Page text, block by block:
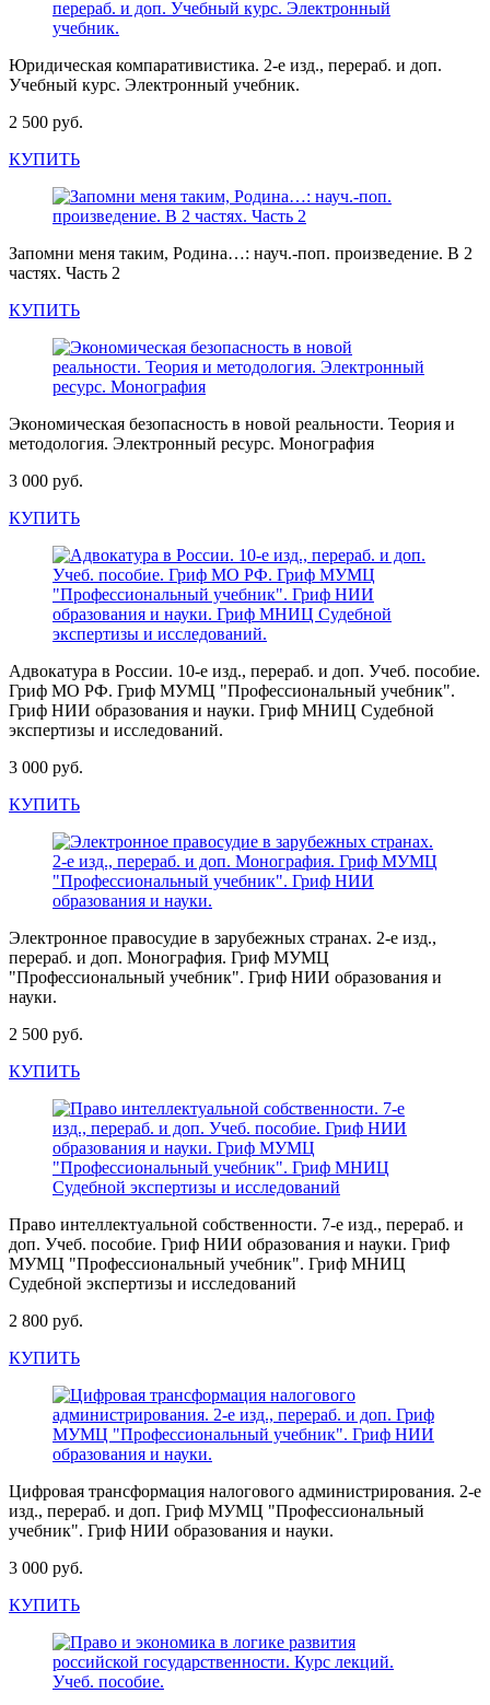
Юридическая компаративистика. 2-е изд., перераб. и доп.
Учебный курс. Электронный учебник.
2 500 руб.
КУПИТЬ
Запомни меня таким, Родина…: науч.-поп. произведение. В 2
частях. Часть 2
КУПИТЬ
Экономическая безопасность в новой реальности. Теория и
методология. Электронный ресурс. Монография
3 000 руб.
КУПИТЬ
Адвокатура в России. 10-е изд., перераб. и доп. Учеб. пособие.
Гриф МО РФ. Гриф МУМЦ "Профессиональный учебник".
Гриф НИИ образования и науки. Гриф МНИЦ Судебной
экспертизы и исследований.
3 000 руб.
КУПИТЬ
Электронное правосудие в зарубежных странах. 2-е изд.,
перераб. и доп. Монография. Гриф МУМЦ
"Профессиональный учебник". Гриф НИИ образования и
науки.
2 500 руб.
КУПИТЬ
Право интеллектуальной собственности. 7-е изд., перераб. и
доп. Учеб. пособие. Гриф НИИ образования и науки. Гриф
МУМЦ "Профессиональный учебник". Гриф МНИЦ
Судебной экспертизы и исследований
2 800 руб.
КУПИТЬ
Цифровая трансформация налогового администрирования. 2-е
изд., перераб. и доп. Гриф МУМЦ "Профессиональный
учебник". Гриф НИИ образования и науки.
3 000 руб.
КУПИТЬ